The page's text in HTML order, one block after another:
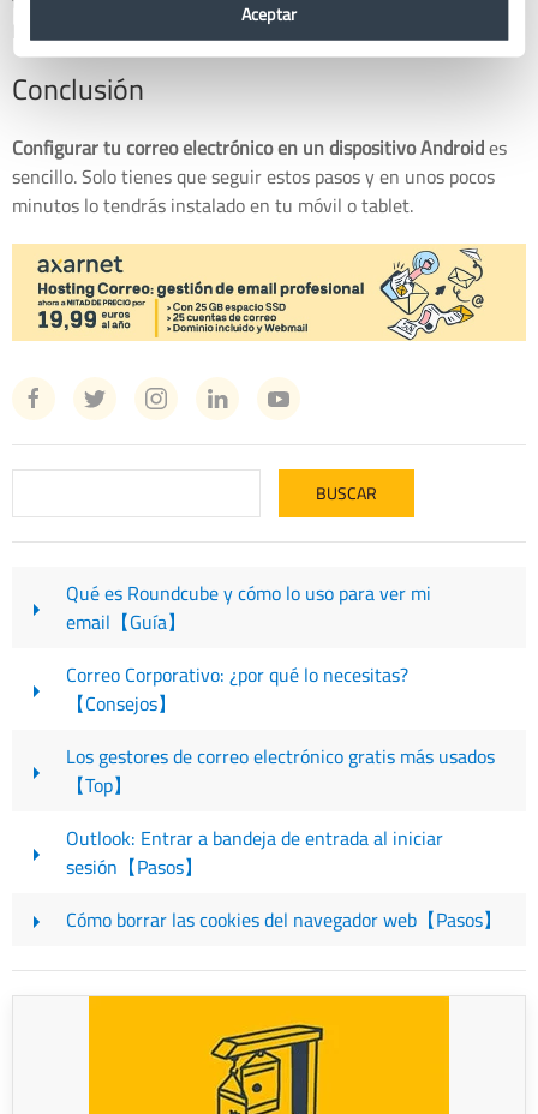
la descarga de archivos adjuntos.
Conclusión
Configurar tu correo electrónico en un dispositivo Androides
sencillo. Solo tienes que seguir estos pasos y en unos pocos
minutos lo tendrás instalado en tu móvil o tablet.
Qué es Roundcube y cómo lo uso para ver mi
email【Guía】
Correo Corporativo: ¿por qué lo necesitas?
【Consejos】
Los gestores de correo electrónico gratis más usados
【Top】
Outlook: Entrar a bandeja de entrada al iniciar
sesión【Pasos】
Cómo borrar las cookies del navegador web【Pasos】
Aceptar